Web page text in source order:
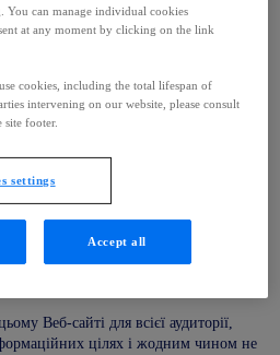
цим пунктом, компанія «Ipsen» не
Вами матеріалів, розміщених
права третіх сторін, які не належать
з нею. За винятком
Вам не видається і не надається
інформацію чи будь-яке авторське
мати посилання на власну
процеси чи інші права
або інших сторін. Вам не видається і не
на торгові марки, патенти,
продукти, процеси та інші права
Веб-сайті для всієї аудиторії,
цілях і жодним чином не
You can manage individual cookies
at any moment by clicking on the link
cookies, including the total lifespan of
intervening on our website, please consult
site footer.
settings
Accept all